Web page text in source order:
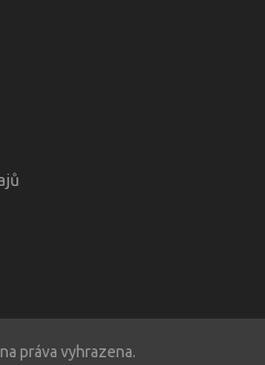
práva vyhrazena.